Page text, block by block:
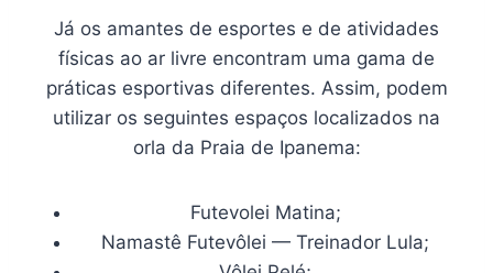
Já os amantes de esportes e de atividades
físicas ao ar livre encontram uma gama de
práticas esportivas diferentes. Assim, podem
utilizar os seguintes espaços localizados na
orla da Praia de Ipanema:
Futevolei Matina;
Namastê Futevôlei — Treinador Lula;